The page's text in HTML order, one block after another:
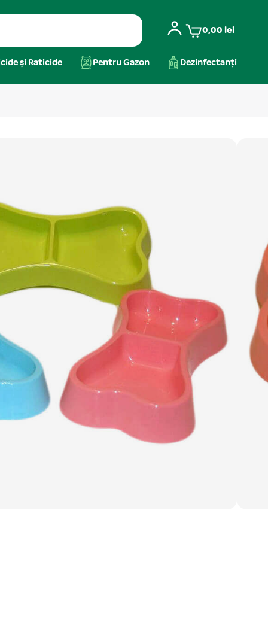
0,00 lei
și Raticide Pentru Gazon Dezinfectanți
de talie mică și pisici. Compartimentele făcând
optime de igienă și confort. Volumul de hrană
,Castroane,Castroane și Adăpătoare